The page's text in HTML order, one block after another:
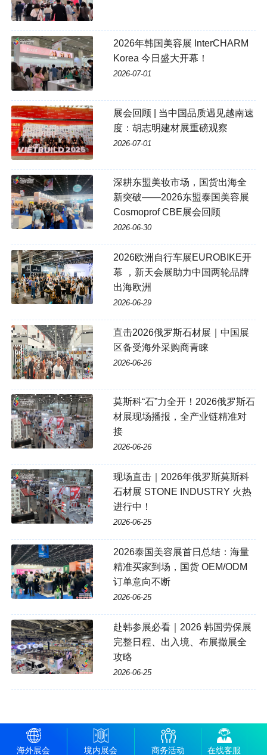
2026年韩国美容展 InterCHARM
Korea 今日盛大开幕！
2026-07-01
展会回顾 | 当中国品质遇见越南速
度：胡志明建材展重磅观察
2026-07-01
深耕东盟美妆市场，国货出海全
新突破——2026东盟泰国美容展
Cosmoprof CBE展会回顾
2026-06-30
2026欧洲自行车展EUROBIKE开
幕 ，新天会展助力中国两轮品牌
出海欧洲
2026-06-29
直击2026俄罗斯石材展｜中国展
区备受海外采购商青睐
2026-06-26
莫斯科“石”力全开！2026俄罗斯石
材展现场播报，全产业链精准对
接
2026-06-26
现场直击｜2026年俄罗斯莫斯科
石材展 STONE INDUSTRY 火热
进行中！
2026-06-25
2026泰国美容展首日总结：海量
精准买家到场，国货 OEM/ODM
订单意向不断
2026-06-25
赴韩参展必看｜2026 韩国劳保展
完整日程、出入境、布展撤展全
攻略
2026-06-25
海外展会 境内展会 商务活动 在线客服